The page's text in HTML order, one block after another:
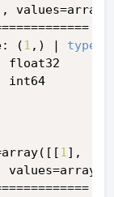
(1 ,) | type
float32
int64
1 ],